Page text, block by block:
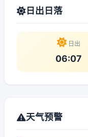
日出日落
日出
06:07
天气预警